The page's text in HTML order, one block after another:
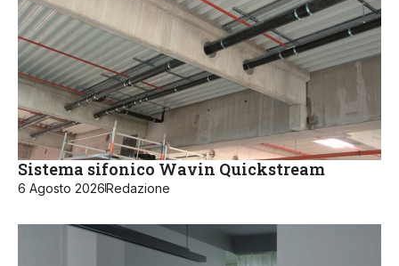
Sistema sifonico Wavin Quickstream
6 Agosto 2026Redazione